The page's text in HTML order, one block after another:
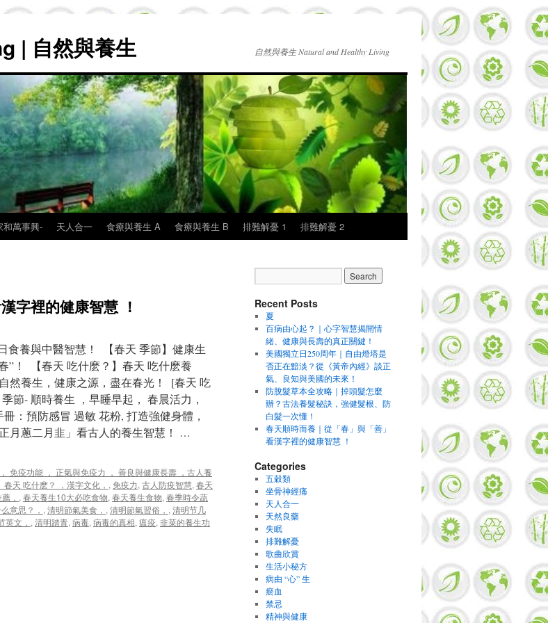
| 自然與養生 自然與養生 Natural and Healthy Living
和萬事興- 天人合一 食療與養生 A 食療與養生 B 排難解憂 1 排難解憂 2
字裡的健康智慧 ！
養與中醫智慧！ 【春天 季節】健康生
”！ 【春天 吃什麽？】春天 吃什麽養
然養生，健康之源，盡在春光！ [春天 吃
節- 順時養生 ，早睡早起， 春晨活力，
：預防感冒 過敏 花粉, 打造強健身體，
月蔥二月韭」看古人的養生智慧！ …
免疫功能 ， 正氣與免疫力 ， 善良與健康長壽 ，古人養
天 吃什麽？ ，漢字文化， , 免疫力, 古人防疫智慧, 春天
， , 春天養生10大必吃食物, 春天養生食物, 春季時令蔬
意思？， , 清明節氣美食， , 清明節氣習俗， , 清明节几
英文， , 清明踏青, 病毒, 病毒的真相, 瘟疫, 韭菜的養生功
Recent Posts
夏
百病由心起？｜心字智慧揭開情
緒、健康與長壽的真正關鍵！
美國獨立日250周年｜自由燈塔是
否正在黯淡？從《黃帝內經》談正
氣、良知與美國的未來！
防脫髮草本全攻略｜掉頭髮怎麼
辦？古法養髮秘訣，強健髮根、防
白髮一次懂！
春天順時而養｜從「春」與「善」
看漢字裡的健康智慧 ！
Categories
五穀類
坐骨神經痛
天人合一
天然良藥
失眠
排難解憂
歌曲欣賞
生活小秘方
病由 “心” 生
瘀血
禁忌
精神與健康